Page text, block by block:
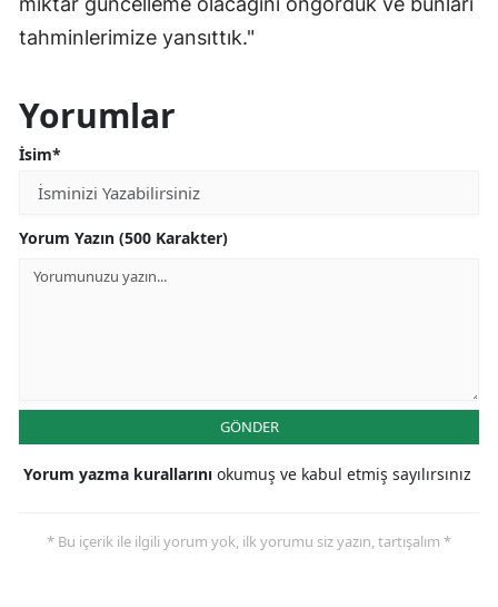
tahminlerimize yansıttık."
Yorumlar
İsim*
Yorum Yazın (500 Karakter)
GÖNDER
Yorum yazma kurallarını okumuş ve kabul etmiş sayılırsınız
* Bu içerik ile ilgili yorum yok, ilk yorumu siz yazın, tartışalım *